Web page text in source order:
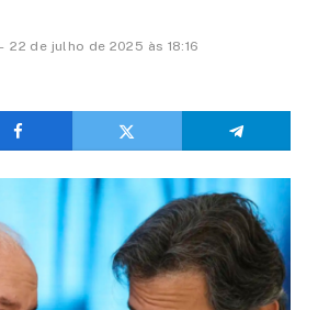
22 de julho de 2025 às 18:16